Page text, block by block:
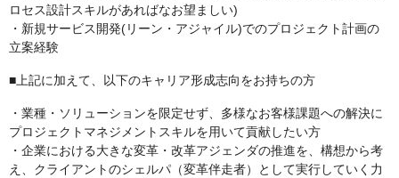
ロセス設計スキルがあればなお望ましい)
・新規サービス開発(リーン・アジャイル)でのプロジェクト計画の
立案経験
■上記に加えて、以下のキャリア形成志向をお持ちの方
・業種・ソリューションを限定せず、多様なお客様課題への解決に
プロジェクトマネジメントスキルを用いて貢献したい方
・企業における大きな変革・改革アジェンダの推進を、構想から考
え、クライアントのシェルパ（変革伴走者）として実行していく力